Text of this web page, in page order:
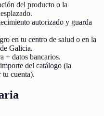
del producto o la
autorizado y guarda
en tu centro de salud o en la
Galicia.
+ datos bancarios.
del catálogo (la
tu cuenta).